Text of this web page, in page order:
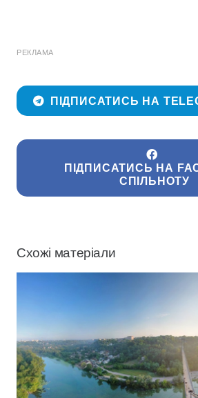
РЕКЛАМА
ПІДПИСАТИСЬ НА
ПІДПИСАТИСЬ НА
СПІЛЬНОТУ
Схожі матеріали